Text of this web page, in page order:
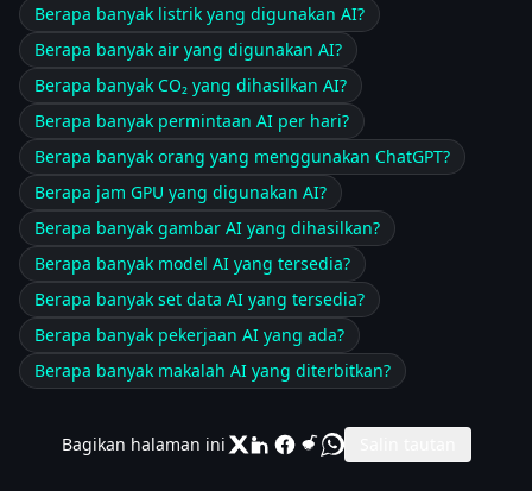
Berapa banyak listrik yang digunakan AI?
Berapa banyak air yang digunakan AI?
Berapa banyak CO₂ yang dihasilkan AI?
Berapa banyak permintaan AI per hari?
Berapa banyak orang yang menggunakan ChatGPT?
Berapa jam GPU yang digunakan AI?
Berapa banyak gambar AI yang dihasilkan?
Berapa banyak model AI yang tersedia?
Berapa banyak set data AI yang tersedia?
Berapa banyak pekerjaan AI yang ada?
Berapa banyak makalah AI yang diterbitkan?
Bagikan halaman ini